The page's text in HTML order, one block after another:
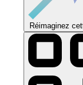
Réimaginez